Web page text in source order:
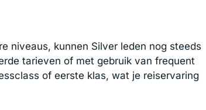
niveaus, kunnen Silver leden nog steeds
tarieven of met gebruik van frequent
of eerste klas, wat je reiservaring